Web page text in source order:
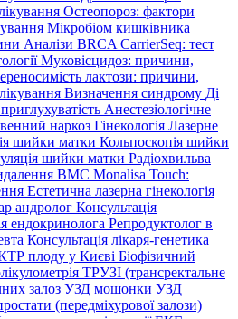
Остеопороз: фактори
Мікробіом кишківника
Аналізи BRCA CarrierSeq: тест
Муковісцидоз: причини,
лактози: причини,
Визначення синдрому Ді
Анестезіологічне
наркоз Гінекологія Лазерне
шийки матки Кольпоскопія шийки
шийки матки Радіохвильва
ВМС Monalisa Touch:
Естетична лазерна гінекологія
андролог Консультація
ендокринолога Репродуктолог в
Консультація лікаря-генетика
плоду у Києві Біофізичний
ТРУЗІ (трансректальне
залоз УЗД мошонки УЗД
(передміхурової залози)